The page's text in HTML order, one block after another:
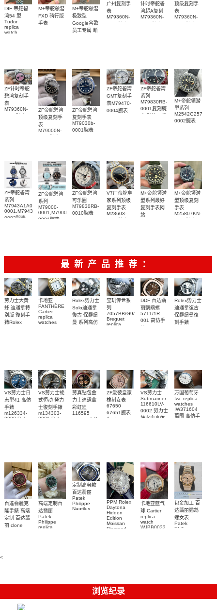
DIF 帝舵碧
湾54 型
Tudor
replica
watch
M+帝舵领潜
FXD 骑行版
手表
M+帝舵领潜
极致型
Google谷歌
员工专属 ​断
广州复刻手
表
M79360N-
计时帝舵碧
湾超A复刻
M79360N-
顶级复刻手
表
M79360N-
ZF计时帝舵
碧湾复刻手
表
M79360N-
ZF帝舵碧湾
顶级复刻手
表
M79000N-
ZF帝舵碧湾
复刻手表
M79030b-
0001腕表
ZF帝舵碧湾
GMT复刻手
表M79470-
0004腕表
ZF帝舵碧湾
系列
M79830RB-
0001复刻腕
M+帝舵领潜
型系列
M2542G257NU-
0002腕表
ZF帝舵碧湾
系列
M7943A1A0NU-
0001,M7943A1A0NU-
0002腕表
ZF帝舵碧湾
系列
M79000-
0001,M79000N-
0001腕表
ZF帝舵碧湾
可乐圈
M79830RB-
0010腕表
V7厂帝舵皇
家系列顶级
复刻手表
M28603-
M+帝舵领潜
型系列最好
复刻手表网
站
M+帝舵领潜
型顶级复刻
手表
M25807KN-
最新产品推荐：
劳力士大黄
蜂 迪通拿特
别版 復刻手
錶Rolex
卡地亚
PANTHÈRE
Cartier
replica
watches
Rolex勞力士
Solo迪通拿
復古 保羅紐
曼 系列高仿
宝玑传世系
列
7057BB/G9/9W6
Breguet
replica
DDF 百达翡
丽鹦鹉螺
5711/1R-
001 高仿手
Rolex勞力士
迪通拿復古
保羅紐曼復
刻手錶
VS劳力士日
志型41 高仿
手錶
m126334-
0002 Rolex
VS劳力士蚝
式恒动 勞力
士復刻手錶
m134303-
0001 Rolex
劳真钻包金
力士迪通拿
彩虹迪
116595
ZF爱彼皇家
橡树女表
67650
67651腕表
Audemars
VS劳力士
Submariner
116610LV-
0002 勞力士
綠水鬼高仿
万国葡萄牙
Iwc replica
watches
IW371604
萬國 高仿手
百達翡麗克
隆手錶 高端
定制 百达翡
丽 clone
高端定制百
达翡丽
Patek
Philippe
replica
定制高奢款
百达翡丽
Patek
Philippe
Nautilus
PPM Rolex
Daytona
Hidden
Edition
Moissan
Diamond
卡地亚蓝气
球 Cartier
replica
watch
WJBB0033
包金加工 百
达翡丽鹦鹉
螺女表
Patek
Philippe
<
浏览纪录